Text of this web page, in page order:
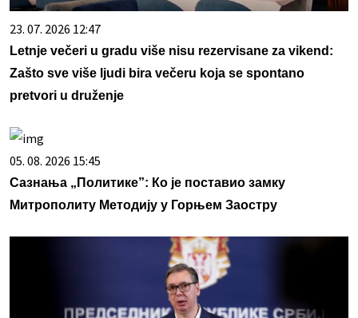
23. 07. 2026 12:47
Letnje večeri u gradu više nisu rezervisane za vikend:
Zašto sve više ljudi bira večeru koja se spontano
pretvori u druženje
05. 08. 2026 15:45
Сазнања „Политике”: Ко је поставио замку
Митрополиту Методију у Горњем Заостру